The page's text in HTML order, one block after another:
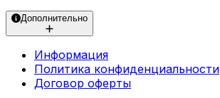
Дополнительно
Информация
Политика конфиденциальности
Договор оферты